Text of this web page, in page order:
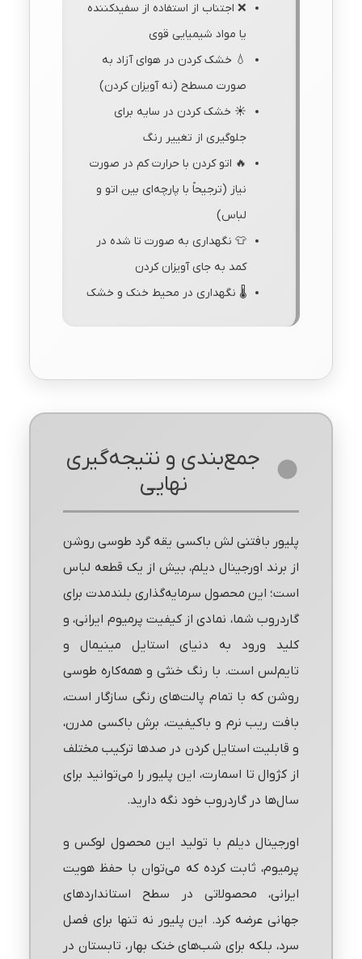
❌ اجتناب از استفاده از سفیدکننده
یا مواد شیمیایی قوی
💧 خشک کردن در هوای آزاد به
صورت مسطح (نه آویزان کردن)
☀️ خشک کردن در سایه برای
جلوگیری از تغییر رنگ
🔥 اتو کردن با حرارت کم در صورت
نیاز (ترجیحاً با پارچه‌ای بین اتو و
لباس)
👕 نگهداری به صورت تا شده در
کمد به جای آویزان کردن
🌡️ نگهداری در محیط خنک و خشک
جمع‌بندی و نتیجه‌گیری
نهایی
پلیور بافتنی لش باکسی یقه گرد طوسی روشن
از برند اورجینال دیلم، بیش از یک قطعه لباس
است؛ این محصول سرمایه‌گذاری بلندمدت برای
گاردروب شما، نمادی از کیفیت پرمیوم ایرانی، و
کلید ورود به دنیای استایل مینیمال و
تایم‌لس است. با رنگ خنثی و همه‌کاره طوسی
روشن که با تمام پالت‌های رنگی سازگار است،
بافت ریب نرم و باکیفیت، برش باکسی مدرن،
و قابلیت استایل کردن در صدها ترکیب مختلف
از کژوال تا اسمارت، این پلیور را می‌توانید برای
سال‌ها در گاردروب خود نگه دارید.
اورجینال دیلم با تولید این محصول لوکس و
پرمیوم، ثابت کرده که می‌توان با حفظ هویت
ایرانی، محصولاتی در سطح استانداردهای
جهانی عرضه کرد. این پلیور نه تنها برای فصل
سرد، بلکه برای شب‌های خنک بهار، تابستان در